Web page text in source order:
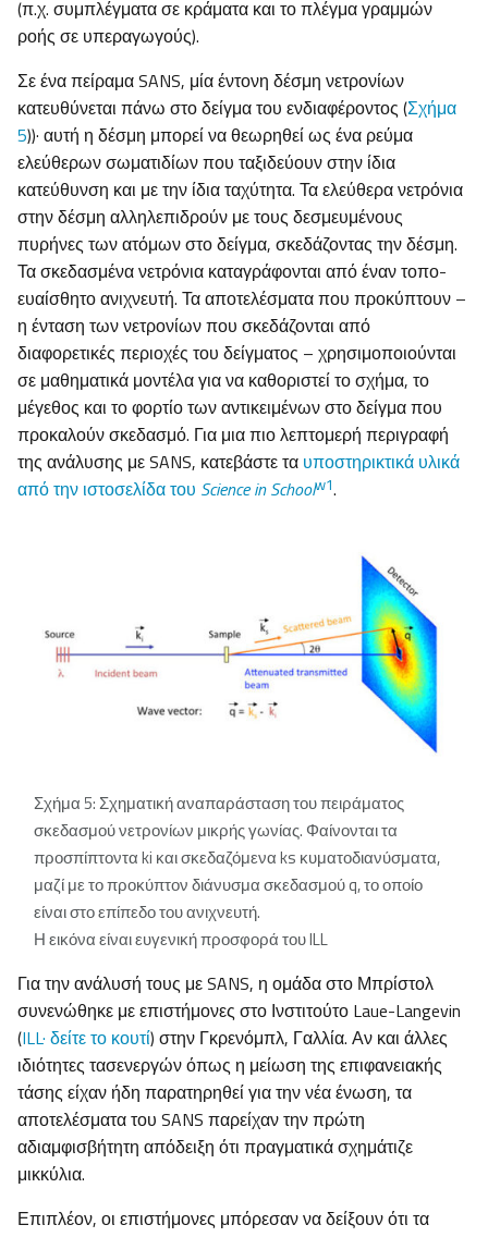
(π.χ. συμπλέγματα σε κράματα και το πλέγμα γραμμών
ροής σε υπεραγωγούς).
Σε ένα πείραμα SANS, μία έντονη δέσμη νετρονίων
κατευθύνεται πάνω στο δείγμα του ενδιαφέροντος (Σχήμα
5))· αυτή η δέσμη μπορεί να θεωρηθεί ως ένα ρεύμα
ελεύθερων σωματιδίων που ταξιδεύουν στην ίδια
κατεύθυνση και με την ίδια ταχύτητα. Τα ελεύθερα νετρόνια
στην δέσμη αλληλεπιδρούν με τους δεσμευμένους
πυρήνες των ατόμων στο δείγμα, σκεδάζοντας την δέσμη.
Τα σκεδασμένα νετρόνια καταγράφονται από έναν τοπο-
ευαίσθητο ανιχνευτή. Τα αποτελέσματα που προκύπτουν –
η ένταση των νετρονίων που σκεδάζονται από
διαφορετικές περιοχές του δείγματος – χρησιμοποιούνται
σε μαθηματικά μοντέλα για να καθοριστεί το σχήμα, το
μέγεθος και το φορτίο των αντικειμένων στο δείγμα που
προκαλούν σκεδασμό. Για μια πιο λεπτομερή περιγραφή
της ανάλυσης με SANS, κατεβάστε τα υποστηρικτικά υλικά
από την ιστοσελίδα του Science in Schoolw1.
Σχήμα 5: Σχηματική αναπαράσταση του πειράματος
σκεδασμού νετρονίων μικρής γωνίας. Φαίνονται τα
προσπίπτοντα ki και σκεδαζόμενα ks κυματοδιανύσματα,
μαζί με το προκύπτον διάνυσμα σκεδασμού q, το οποίο
είναι στο επίπεδο του ανιχνευτή.
Η εικόνα είναι ευγενική προσφορά του ILL
Για την ανάλυσή τους με SANS, η ομάδα στο Μπρίστολ
συνενώθηκε με επιστήμονες στο Ινστιτούτο Laue-Langevin
(ILL· δείτε το κουτί) στην Γκρενόμπλ, Γαλλία. Αν και άλλες
ιδιότητες τασενεργών όπως η μείωση της επιφανειακής
τάσης είχαν ήδη παρατηρηθεί για την νέα ένωση, τα
αποτελέσματα του SANS παρείχαν την πρώτη
αδιαμφισβήτητη απόδειξη ότι πραγματικά σχημάτιζε
μικκύλια.
Επιπλέον, οι επιστήμονες μπόρεσαν να δείξουν ότι τα